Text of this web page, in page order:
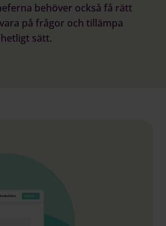
behöver också få rätt
på frågor och tillämpa
sätt.